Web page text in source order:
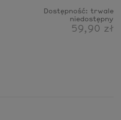
Dostępność: trwale
niedostępny
59,90 zł